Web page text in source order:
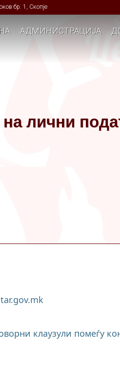
бр. 1, Скопје
АДМИНИСТРАЦИЈА
лични
клаузули помеѓу